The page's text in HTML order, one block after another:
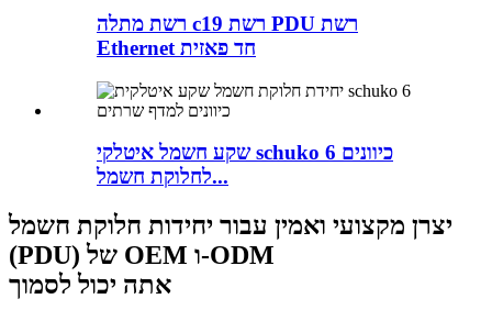
רשת מתלה c19 רשת PDU רשת
Ethernet חד פאזית
שקע חשמל איטלקי schuko 6 כיוונים
לחלוקת חשמל...
יצרן מקצועי ואמין עבור יחידות חלוקת חשמל
(PDU) של OEM ו-ODM
אתה יכול לסמוך